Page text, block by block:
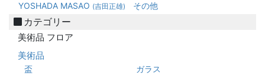
YOSHADA MASAO (吉田正雄) その他
カテゴリー
美術品 フロア
美術品
盃
ガラス